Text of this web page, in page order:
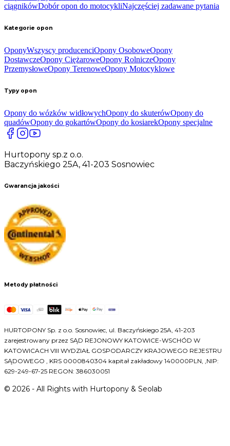
ciągnikówDobór opon do motocykliNajczęściej zadawane pytania
Kategorie opon
OponyWszyscy producenciOpony OsoboweOpony
DostawczeOpony CiężaroweOpony RolniczeOpony
PrzemysłoweOpony TerenoweOpony Motocyklowe
Typy opon
Opony do wózków widłowychOpony do skuterówOpony do
quadówOpony do gokartówOpony do kosiarekOpony specjalne
Hurtopony sp.z o.o.
Baczyńskiego 25A, 41-203 Sosnowiec
Gwarancja jakości
Metody płatności
HURTOPONY Sp. z o.o. Sosnowiec, ul. Baczyńskiego 25A, 41-203
zarejestrowany przez SĄD REJONOWY KATOWICE-WSCHÓD W
KATOWICACH VIII WYDZIAŁ GOSPODARCZY KRAJOWEGO REJESTRU
SĄDOWEGO , KRS 0000840304 kapitał zakładowy 140000PLN, ,NIP:
629-249-67-25 REGON: 386030051
© 2026 - All Rights with Hurtopony & Seolab